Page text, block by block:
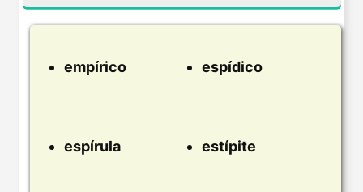
empírico espídico
espírula estípite